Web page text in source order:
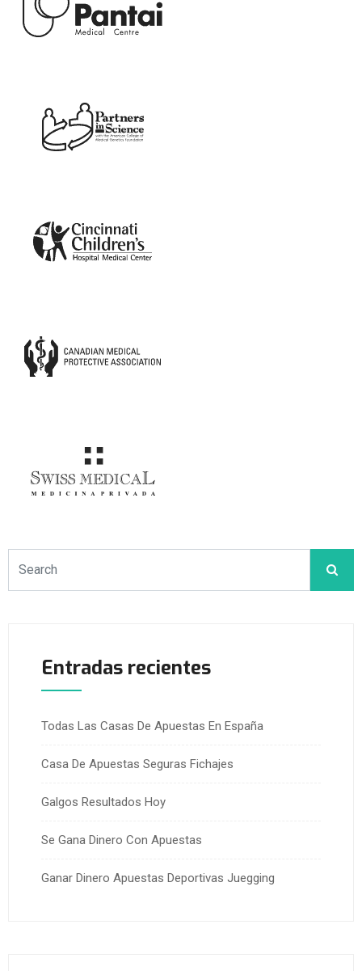
Entradas recientes
Todas Las Casas De Apuestas En España
Casa De Apuestas Seguras Fichajes
Galgos Resultados Hoy
Se Gana Dinero Con Apuestas
Ganar Dinero Apuestas Deportivas Juegging